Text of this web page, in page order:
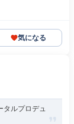
気になる
タルプロデュ